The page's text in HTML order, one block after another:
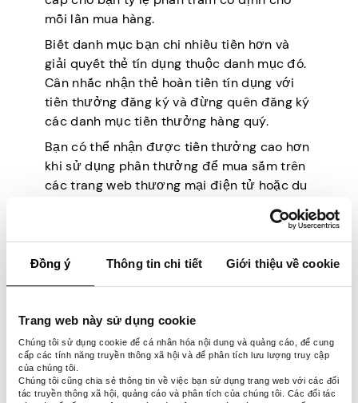
Đồng ý Thông tin chi tiết Giới thiệu về cookie
Trang web này sử dụng cookie
Chúng tôi sử dụng cookie để cá nhân hóa nội dung và quảng cáo, để cung
cấp các tính năng truyền thông xã hội và để phân tích lưu lượng truy cập
của chúng tôi.
Chúng tôi cũng chia sẻ thông tin về việc bạn sử dụng trang web với các đối
tác truyền thông xã hội, quảng cáo và phân tích của chúng tôi. Các đối tác
mỗi lần mua hàng.
Biết danh mục bạn chi nhiều tiền hơn và
giải quyết thẻ tín dụng thuộc danh mục đó.
Cân nhắc nhận thẻ hoàn tiền tín dụng với
tiền thưởng đăng ký và đừng quên đăng ký
các danh mục tiền thưởng hàng quý.
Bạn có thể nhận được tiền thưởng cao hơn
khi sử dụng phần thưởng để mua sắm trên
các trang web thương mại điện tử hoặc du
lịch. Không bao giờ mang theo số dư, vì
thưởng hoàn
tiềntuyệt vời cho bạn.
6. Lập kế hoạch trước
cho danh sách mua
sắm của bạn